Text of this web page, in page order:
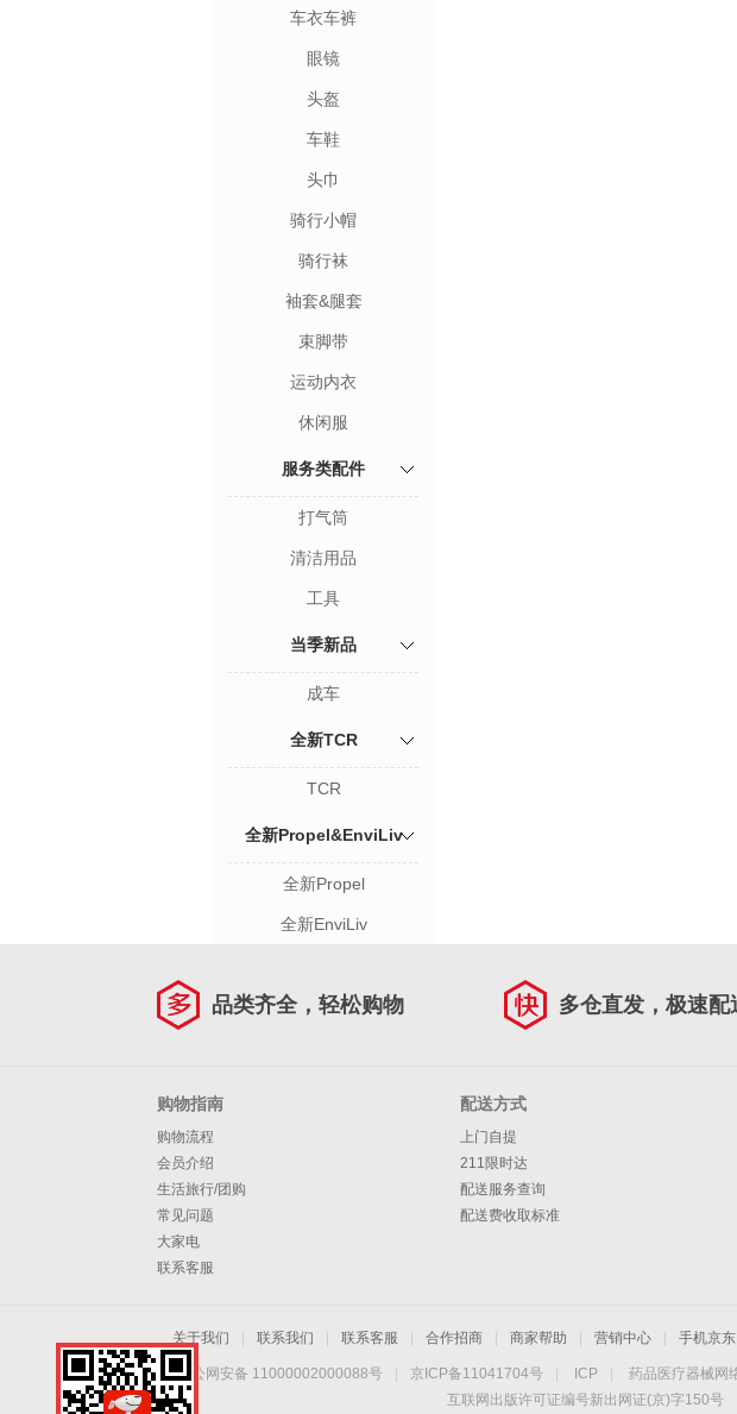
车衣车裤
眼镜
头盔
车鞋
头巾
骑行小帽
骑行袜
袖套&腿套
束脚带
运动内衣
休闲服
服务类配件
打气筒
清洁用品
工具
当季新品
成车
全新TCR
TCR
全新Propel&EnviLiv
全新Propel
全新EnviLiv
品类齐全，轻松购物 多仓直发，极速配
购物指南
购物流程
会员介绍
生活旅行/团购
常见问题
大家电
联系客服
配送方式
上门自提
211限时达
配送服务查询
配送费收取标准
关于我们 联系我们 联系客服 合作招商 商家帮助 营销中心 手机京东
京公网安备 11000002000088号 京ICP备11041704号 ICP 药品医疗器械网
互联网出版许可证编号新出网证(京)字150号